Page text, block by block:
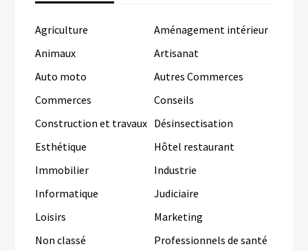
Agriculture
Aménagement intérieur
Animaux
Artisanat
Auto moto
Autres Commerces
Commerces
Conseils
Construction et travaux Désinsectisation
Esthétique
Hôtel restaurant
Immobilier
Industrie
Informatique
Judiciaire
Loisirs
Marketing
Non classé
Professionnels de santé